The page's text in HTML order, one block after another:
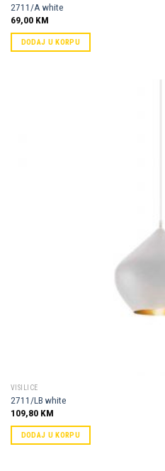
2711/A white
69,00 KM
DODAJ U KORPU
VISILICE
2711/LB white
109,80 KM
DODAJ U KORPU